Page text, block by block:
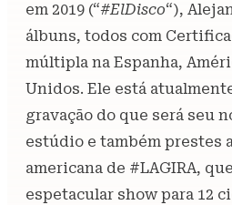
em 2019 (“#ElDisco“),
álbuns, todos com
múltipla na Espanha,
Unidos. Ele está
gravação do que será seu
estúdio e também prestes
americana de #LAGIRA,
espetacular show para 12